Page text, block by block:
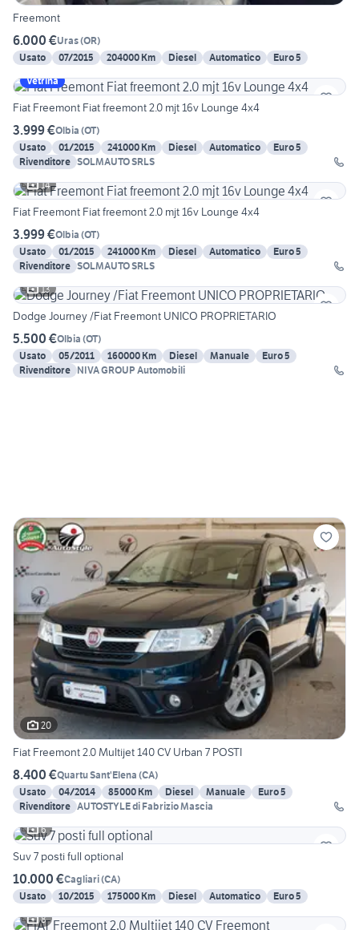
Freemont
6.000 €Uras(OR)
Usato
07/2015 204000 Km Diesel Automatico
Euro 5
Vetrina
Fiat Freemont Fiat freemont 2.0 mjt 16v Lounge 4x4
3.999 €Olbia (OT)
Usato
01/2015 241000 Km Diesel Automatico
Euro 5
Rivenditore SOLMAUTO SRLS
14
Fiat Freemont Fiat freemont 2.0 mjt 16v Lounge 4x4
3.999 €Olbia (OT)
Usato
01/2015 241000 Km Diesel Automatico
Euro 5
Rivenditore SOLMAUTO SRLS
13
Dodge Journey /Fiat Freemont UNICO PROPRIETARIO
5.500 €Olbia (OT)
Usato
05/2011 160000 Km Diesel Manuale
Euro 5
Rivenditore NIVA GROUP Automobili
20
Fiat Freemont 2.0 Multijet 140 CV Urban 7 POSTI
8.400 €Quartu Sant'Elena (CA)
Usato
04/2014 85000 Km Diesel Manuale
Euro 5
Rivenditore AUTOSTYLE di Fabrizio Mascia
6
Suv 7 posti full optional
10.000 €Cagliari(CA)
Usato
10/2015 175000 Km Diesel Automatico
Euro 5
8